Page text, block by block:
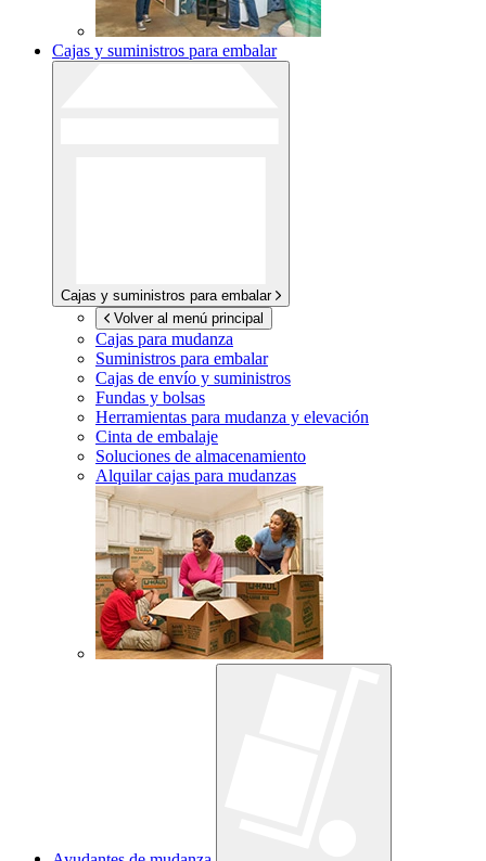
Cajas y suministros para embalar
Cajas y suministros para embalar
Volver al menú principal
Cajas para mudanza
Suministros para embalar
Cajas de envío y suministros
Fundas y bolsas
Herramientas para mudanza y elevación
Cinta de embalaje
Soluciones de almacenamiento
Alquilar cajas para mudanzas